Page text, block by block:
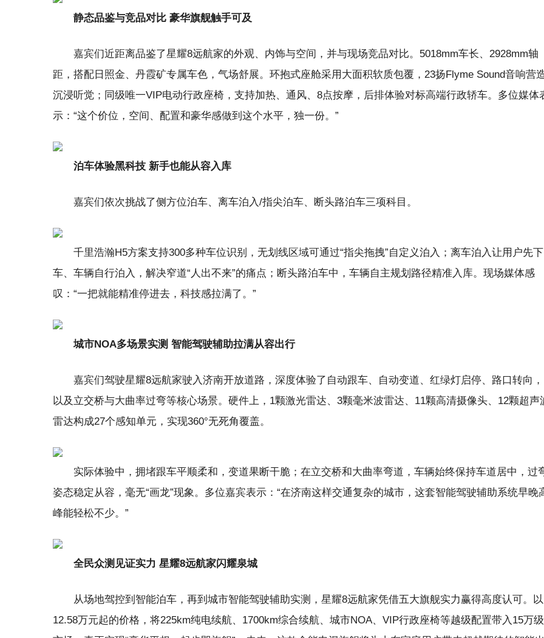
静态品鉴与竞品对比 豪华旗舰触手可及
嘉宾们近距离品鉴了星耀8远航家的外观、内饰与空间，并与现场竞品对比。5018mm车长、2928mm轴
距，搭配日照金、丹霞矿专属车色，气场舒展。环抱式座舱采用大面积软质包覆，23扬Flyme Sound音响营
沉浸听觉；同级唯一VIP电动行政座椅，支持加热、通风、8点按摩，后排体验对标高端行政轿车。多位媒体
示：“这个价位，空间、配置和豪华感做到这个水平，独一份。”
泊车体验黑科技 新手也能从容入库
嘉宾们依次挑战了侧方位泊车、离车泊入/指尖泊车、断头路泊车三项科目。
千里浩瀚H5方案支持300多种车位识别，无划线区域可通过“指尖拖拽”自定义泊入；离车泊入让用户先下
车、车辆自行泊入，解决窄道“人出不来”的痛点；断头路泊车中，车辆自主规划路径精准入库。现场媒体感
叹：“一把就能精准停进去，科技感拉满了。”
城市NOA多场景实测 智能驾驶辅助拉满从容出行
嘉宾们驾驶星耀8远航家驶入济南开放道路，深度体验了自动跟车、自动变道、红绿灯启停、路口转向，
以及立交桥与大曲率过弯等核心场景。硬件上，1颗激光雷达、3颗毫米波雷达、11颗高清摄像头、12颗超声
雷达构成27个感知单元，实现360°无死角覆盖。
实际体验中，拥堵跟车平顺柔和，变道果断干脆；在立交桥和大曲率弯道，车辆始终保持车道居中，过
姿态稳定从容，毫无“画龙”现象。多位嘉宾表示：“在济南这样交通复杂的城市，这套智能驾驶辅助系统早晚
峰能轻松不少。”
全民众测见证实力 星耀8远航家闪耀泉城
从场地驾控到智能泊车，再到城市智能驾驶辅助实测，星耀8远航家凭借五大旗舰实力赢得高度认可。以
12.58万元起的价格，将225km纯电续航、1700km综合续航、城市NOA、VIP行政座椅等越级配置带入15万级